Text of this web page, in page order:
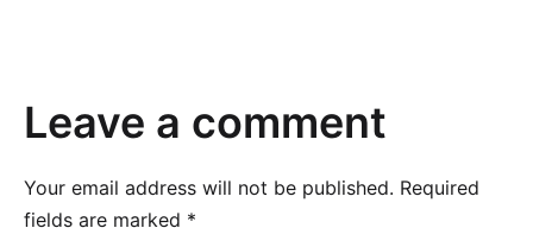
Leave a comment
Your email address will not be published. Required
fields are marked *